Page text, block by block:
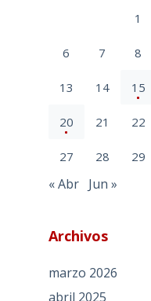
1
6 7 8
13 14 15
20 21 22
27 28 29
« Abr Jun »
Archivos
marzo 2026
abril 2025